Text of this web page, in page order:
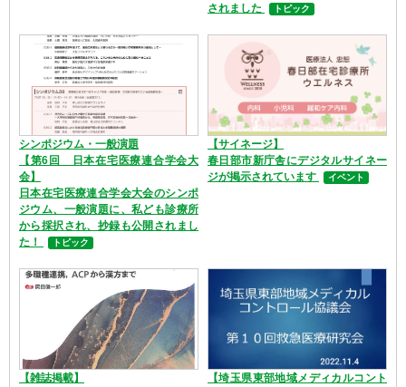
されました
トピック
シンポジウム・一般演題
【第6回 日本在宅医療連合学会大
会】
日本在宅医療連合学会大会のシンポ
ジウム、一般演題に、私ども診療所
から採択され、抄録も公開されまし
た！
トピック
【サイネージ】
春日部市新庁舎にデジタルサイネー
ジが掲示されています
イベント
【雑誌掲載】
【埼玉県東部地域メディカルコント